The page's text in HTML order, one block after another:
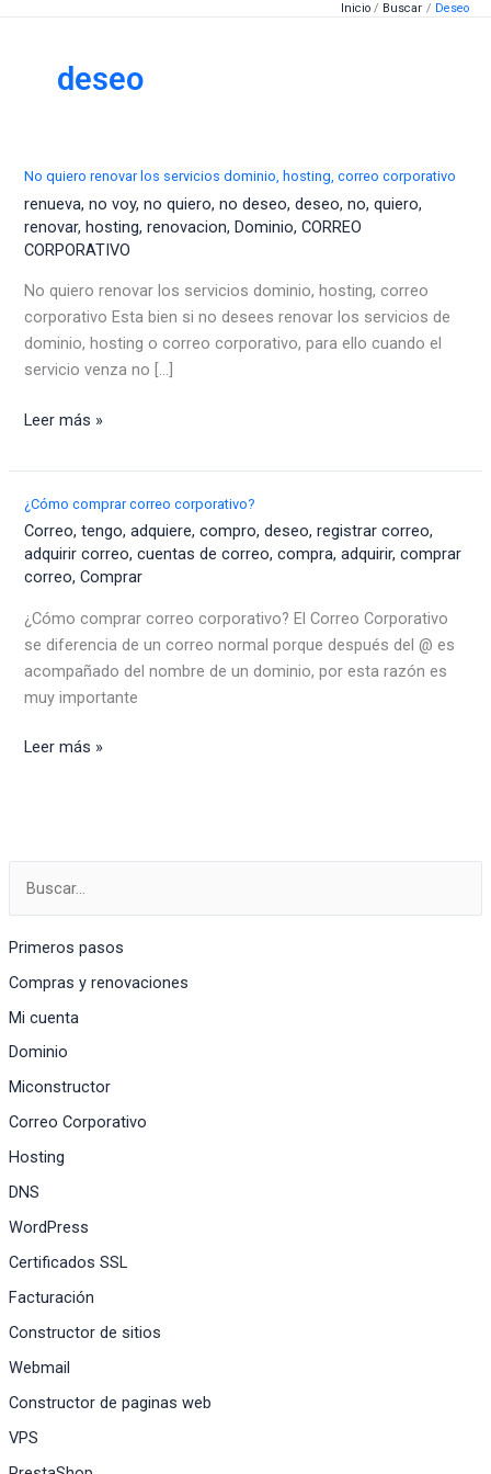
contenido
Inicio Buscar Deseo
Primeros pasos
Compras y renovaciones
Mi cuenta
Dominio
Miconstructor
Correo Corporativo
Hosting
DNS
WordPress
Certificados SSL
Facturación
Constructor de sitios
Webmail
Constructor de paginas web
VPS
deseo
No quiero renovar los servicios dominio, hosting, correo corporativo
renueva,no voy,no quiero,no deseo,deseo,no,quiero,
renovar,hosting,renovacion,Dominio,CORREO
CORPORATIVO
No quiero renovar los servicios dominio, hosting, correo
corporativo Esta bien si no desees renovar los servicios de
dominio, hosting o correo corporativo, para ello cuando el
servicio venza no [...]
No
renovar
los
servicios
dominio,
hosting,
corporativo
Leer más »
¿Cómo comprar correo corporativo?
Correo,tengo,adquiere,compro,deseo,registrar correo,
adquirir correo,cuentas de correo,compra,adquirir,comprar
correo,Comprar
¿Cómo comprar correo corporativo? El Correo Corporativo
se diferencia de un correo normal porque después del @ es
acompañado del nombre de un dominio, por esta razón es
muy importante
¿Cómo
Leer más »